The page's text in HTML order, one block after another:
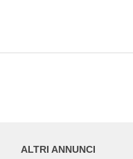
ALTRI ANNUNCI